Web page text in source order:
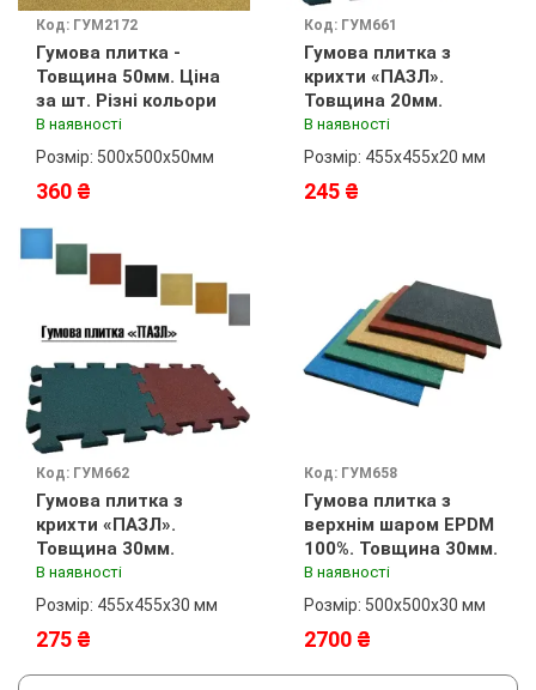
Код: ГУМ2172
Гумова плитка -
Товщина 50мм. Ціна
за шт. Різні кольори
В наявності
Розмір: 500х500х50мм
360 ₴
Код: ГУМ661
Гумова плитка з
крихти «ПАЗЛ».
Товщина 20мм.
В наявності
Розмір: 455х455х20 мм
245 ₴
Код: ГУМ662
Гумова плитка з
крихти «ПАЗЛ».
Товщина 30мм.
В наявності
Розмір: 455х455х30 мм
275 ₴
Код: ГУМ658
Гумова плитка з
верхнім шаром EPDM
100%. Товщина 30мм.
В наявності
Розмір: 500х500х30 мм
2700 ₴